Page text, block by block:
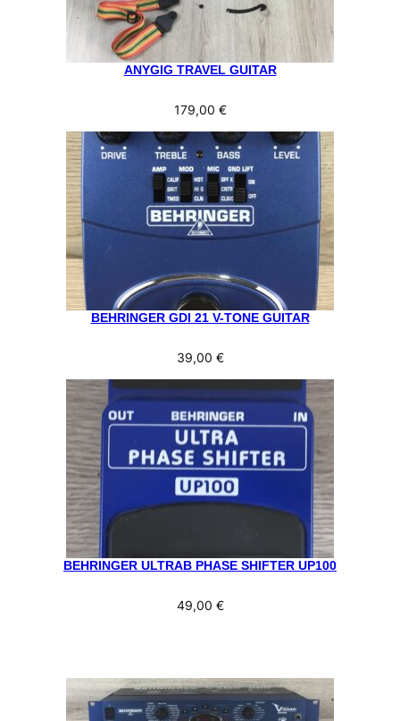
ANYGIG TRAVEL GUITAR
179,00 €
BEHRINGER GDI 21 V-TONE GUITAR
39,00 €
BEHRINGER ULTRAB PHASE SHIFTER UP100
49,00 €